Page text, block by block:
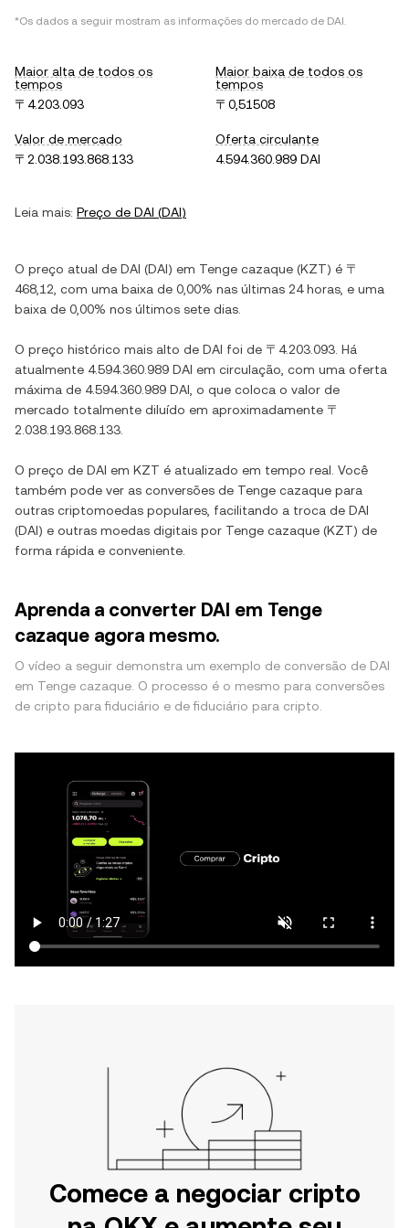
*Os dados a seguir mostram as informações do mercado de DAI.
Maior alta de todos os
tempos
〒4.203.093
Maior baixa de todos os
tempos
〒0,51508
Valor de mercado
〒2.038.193.868.133
Oferta circulante
4.594.360.989 DAI
Leia mais: Preço de DAI (DAI)
O preço atual de DAI (DAI) em Tenge cazaque (KZT) é 〒
468,12 , com uma baixa de 0,00% nas últimas 24 horas, e uma
baixa de 0,00% nos últimos sete dias.
O preço histórico mais alto de DAI foi de 〒4.203.093 . Há
atualmente 4.594.360.989 DAI em circulação, com uma oferta
máxima de 4.594.360.989 DAI , o que coloca o valor de
mercado totalmente diluído em aproximadamente 〒
2.038.193.868.133
O preço de DAI em KZT é atualizado em tempo real. Você
também pode ver as conversões de Tenge cazaque para
outras criptomoedas populares, facilitando a troca de DAI
(DAI) e outras moedas digitais por Tenge cazaque (KZT) de
forma rápida e conveniente.
Aprenda a converter DAI em Tenge
cazaque agora mesmo.
O vídeo a seguir demonstra um exemplo de conversão de DAI
em Tenge cazaque. O processo é o mesmo para conversões
de cripto para fiduciário e de fiduciário para cripto.
Comece a negociar cripto